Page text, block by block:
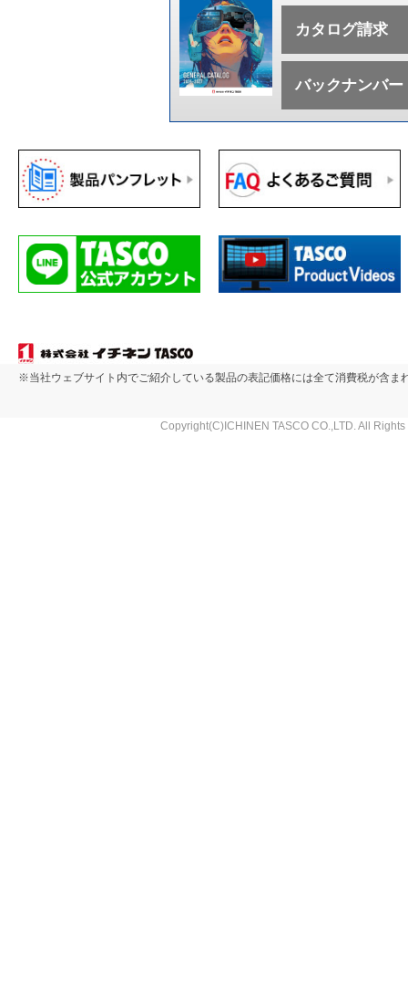
カタログ請求
バックナンバー
※当社ウェブサイト内でご紹介している製品の表記価格には全て消費税が含ま
Copyright(C)ICHINEN TASCO CO.,LTD. All